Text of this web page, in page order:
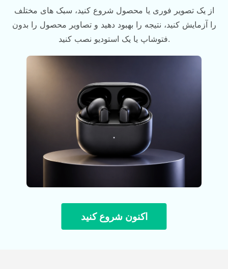
از یک تصویر فوری یا محصول شروع کنید، سبک های مختلف
را آزمایش کنید، نتیجه را بهبود دهید و تصاویر محصول را بدون
فتوشاپ یا یک استودیو نصب کنید.
اکنون شروع کنید